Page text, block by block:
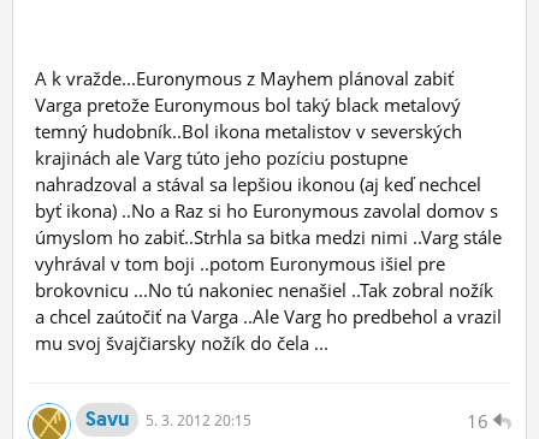
A k vražde...Euronymous z Mayhem plánoval zabiť
Varga pretože Euronymous bol taký black metalový
temný hudobník..Bol ikona metalistov v severských
krajinách ale Varg túto jeho pozíciu postupne
nahradzoval a stával sa lepšiou ikonou (aj keď nechcel
byť ikona) ..No a Raz si ho Euronymous zavolal domov s
úmyslom ho zabiť..Strhla sa bitka medzi nimi ..Varg stále
vyhrával v tom boji ..potom Euronymous išiel pre
brokovnicu ...No tú nakoniec nenašiel ..Tak zobral nožík
a chcel zaútočiť na Varga ..Ale Varg ho predbehol a vrazil
mu svoj švajčiarsky nožík do čela ...
16
Savu 5. 3. 2012 20:15